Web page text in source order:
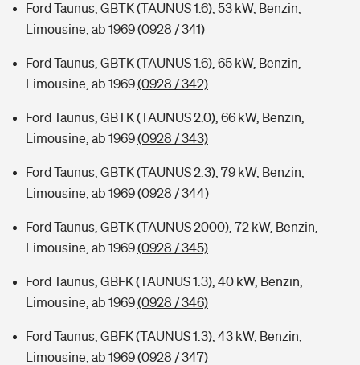
Kinderunfall-Check: Mehr Sicherheit für deine Kids
Typklassen: So ist Ihr Auto eingestuft
Sie haben Fragen?
Ford Taunus, GBTK (TAUNUS 1.6), 53 kW, Benzin,
Limousine, ab 1969(0928 / 341)
Ford Taunus, GBTK (TAUNUS 1.6), 65 kW, Benzin,
Limousine, ab 1969(0928 / 342)
Ford Taunus, GBTK (TAUNUS 2.0), 66 kW, Benzin,
Limousine, ab 1969(0928 / 343)
Ford Taunus, GBTK (TAUNUS 2.3), 79 kW, Benzin,
Limousine, ab 1969(0928 / 344)
Ford Taunus, GBTK (TAUNUS 2000), 72 kW, Benzin,
Limousine, ab 1969(0928 / 345)
Ford Taunus, GBFK (TAUNUS 1.3), 40 kW, Benzin,
Limousine, ab 1969(0928 / 346)
Ford Taunus, GBFK (TAUNUS 1.3), 43 kW, Benzin,
Limousine, ab 1969(0928 / 347)